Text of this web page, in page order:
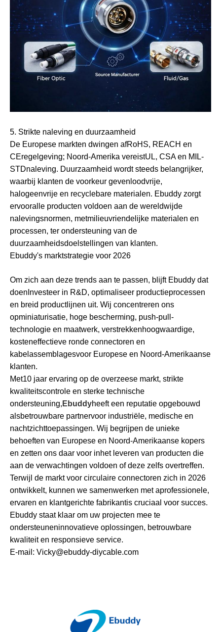
5. Strikte naleving en duurzaamheid
De Europese markten dwingen afRoHS, REACH en
CEregelgeving; Noord-Amerika vereistUL, CSA en MIL-
STDnaleving. Duurzaamheid wordt steeds belangrijker,
waarbij klanten de voorkeur geven loodvrije,
halogeenvrije en recyclebare materialen. Ebuddy zorgt
ervooralle producten voldoen aan de wereldwijde
nalevingsnormen, metmilieuvriendelijke materialen en
processen, ter ondersteuning van de
duurzaamheidsdoelstellingen van klanten.
Ebuddy's marktstrategie voor 2026
Om zich aan deze trends aan te passen, blijft Ebuddy dat
doen Investeer in R&D, optimaliseer productieprocessen
en breid productlijnen uit. Wij concentreren ons
opminiaturisatie, hoge bescherming, push-pull-
technologie en maatwerk, verstrekkenhoogwaardige,
kosteneffectieve ronde connectoren en
kabelassemblagesvoor Europese en Noord-Amerikaanse
klanten.
Met10 jaar ervaring op de overzeese markt, strikte
kwaliteitscontrole en sterke technische
ondersteuning, Ebuddyheeft een reputatie opgebouwd
alsbetrouwbare partnervoor industriële, medische en
nachtzichttoepassingen. Wij begrijpen de unieke
behoeften van Europese en Noord-Amerikaanse kopers
en zetten ons daar voor inhet leveren van producten die
aan de verwachtingen voldoen of deze zelfs overtreffen.
Terwijl de markt voor circulaire connectoren zich in 2026
ontwikkelt, kunnen we samenwerken met aprofessionele,
ervaren en klantgerichte fabrikantis cruciaal voor succes.
Ebuddy staat klaar om uw projecten mee te
ondersteuneninnovatieve oplossingen, betrouwbare
kwaliteit en responsieve service.
E-mail: Vicky@ebuddy-diycable.com